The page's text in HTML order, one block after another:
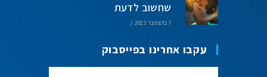
שחשוב לדעת
7 בדצמבר 2021 /
עקבו אחרינו בפייסבוק